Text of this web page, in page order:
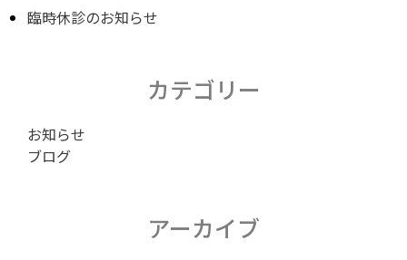
シ
ン
臨時休診のお知らせ
カテゴリー
お知らせ
ブログ
アーカイブ